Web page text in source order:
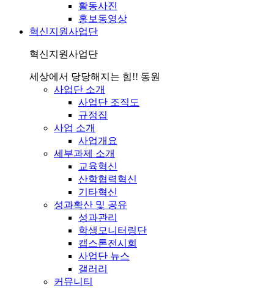
활동사진
홍보동영상
혁신지원사업단
혁신지원사업단
세상에서 당당해지는 힘!! 동원
사업단 소개
사업단 조직도
규정집
사업 소개
사업개요
세부과제 소개
교육혁신
산학협력혁신
기타혁신
성과확산 및 공유
성과관리
학생모니터링단
캡스톤전시회
사업단 뉴스
갤러리
커뮤니티